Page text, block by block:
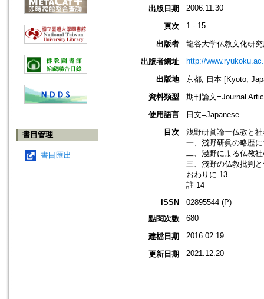
書目管理
書目匯出
出版日期 2006.11.30
頁次 1 - 15
出版者
龍谷大学仏教文化研
出版者網址
http://
出版地
京都, 日本 [Kyoto,
資料類型
期刊論文=Journal
使用語言
日文=Japanese
目次
浅野研眞論ー仏教と
一、淺野研眞の略歴
二、淺野による仏教
三、淺野の仏教批判
おわりに 13
註 14
ISSN
02895544 (P)
點閱次數
680
建檔日期 2016.02.19
更新日期 2021.12.20